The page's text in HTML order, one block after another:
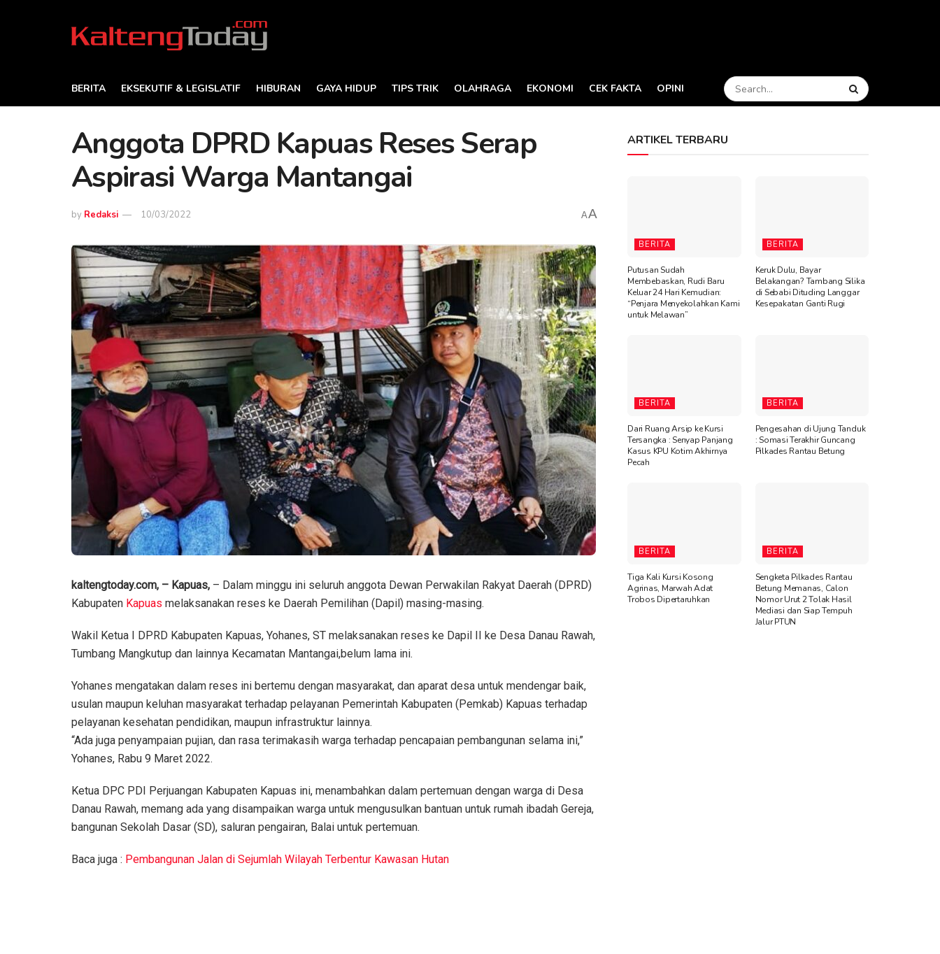
BERITA EKSEKUTIF & LEGISLATIF HIBURAN GAYA HIDUP TIPS TRIK OLAHRAGA EKONOMI CEK FAKTA OPINI
Anggota DPRD Kapuas Reses Serap
Aspirasi Warga Mantangai
by Redaksi 10/03/2022 AA
kaltengtoday.com, – Kapuas, – Dalam minggu ini seluruh anggota Dewan Perwakilan Rakyat Daerah (DPRD)
Kabupaten Kapuas melaksanakan reses ke Daerah Pemilihan (Dapil) masing-masing.
Wakil Ketua I DPRD Kabupaten Kapuas, Yohanes, ST melaksanakan reses ke Dapil II ke Desa Danau Rawah,
Tumbang Mangkutup dan lainnya Kecamatan Mantangai,belum lama ini.
Yohanes mengatakan dalam reses ini bertemu dengan masyarakat, dan aparat desa untuk mendengar baik,
usulan maupun keluhan masyarakat terhadap pelayanan Pemerintah Kabupaten (Pemkab) Kapuas terhadap
pelayanan kesehatan pendidikan, maupun infrastruktur lainnya.
“Ada juga penyampaian pujian, dan rasa terimakasih warga terhadap pencapaian pembangunan selama ini,”
Yohanes, Rabu 9 Maret 2022.
Ketua DPC PDI Perjuangan Kabupaten Kapuas ini, menambahkan dalam pertemuan dengan warga di Desa
Danau Rawah, memang ada yang disampaikan warga untuk mengusulkan bantuan untuk rumah ibadah Gereja,
bangunan Sekolah Dasar (SD), saluran pengairan, Balai untuk pertemuan.
Baca juga : Pembangunan Jalan di Sejumlah Wilayah Terbentur Kawasan Hutan
ARTIKEL TERBARU
BERITA
Putusan Sudah
Membebaskan, Rudi Baru
Keluar 24 Hari Kemudian:
“Penjara Menyekolahkan Kami
untuk Melawan”
BERITA
Keruk Dulu, Bayar
Belakangan? Tambang Silika
di Sebabi Dituding Langgar
Kesepakatan Ganti Rugi
BERITA
Dari Ruang Arsip ke Kursi
Tersangka : Senyap Panjang
Kasus KPU Kotim Akhirnya
Pecah
BERITA
Pengesahan di Ujung Tanduk
: Somasi Terakhir Guncang
Pilkades Rantau Betung
BERITA
Tiga Kali Kursi Kosong
Agrinas, Marwah Adat
Trobos Dipertaruhkan
BERITA
Sengketa Pilkades Rantau
Betung Memanas, Calon
Nomor Urut 2 Tolak Hasil
Mediasi dan Siap Tempuh
Jalur PTUN